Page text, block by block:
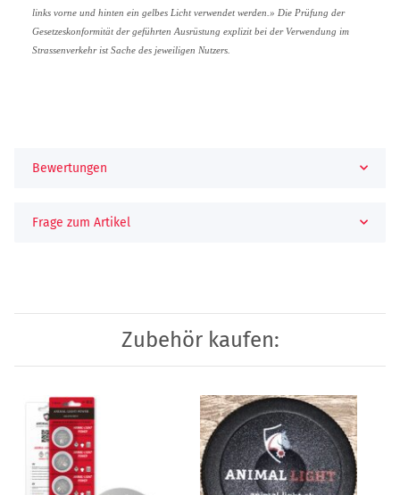
links vorne und hinten ein gelbes Licht verwendet werden.» Die Prüfung der
Gesetzeskonformität der geführten Ausrüstung explizit bei der Verwendung im
Strassenverkehr ist Sache des jeweiligen Nutzers.
Bewertungen
Frage zum Artikel
Zubehör kaufen: